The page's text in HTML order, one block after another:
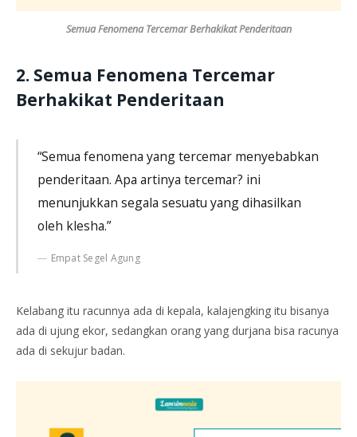
Semua Fenomena Tercemar Berhakikat Penderitaan
2. Semua Fenomena Tercemar
Berhakikat Penderitaan
“Semua fenomena yang tercemar menyebabkan
penderitaan. Apa artinya tercemar? ini
menunjukkan segala sesuatu yang dihasilkan
oleh klesha.”
Empat Segel Agung
Kelabang itu racunnya ada di kepala, kalajengking itu bisanya
ada di ujung ekor, sedangkan orang yang durjana bisa racunya
ada di sekujur badan.